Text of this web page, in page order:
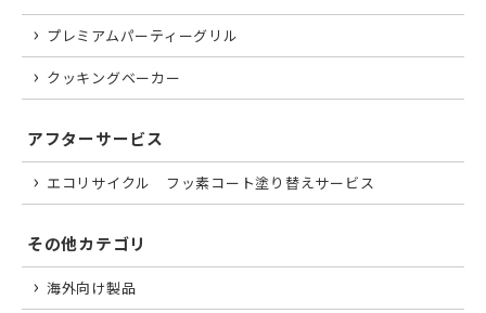
プレミアムパーティーグリル
クッキングベーカー
アフターサービス
エコリサイクル フッ素コート塗り替えサービス
その他カテゴリ
海外向け製品